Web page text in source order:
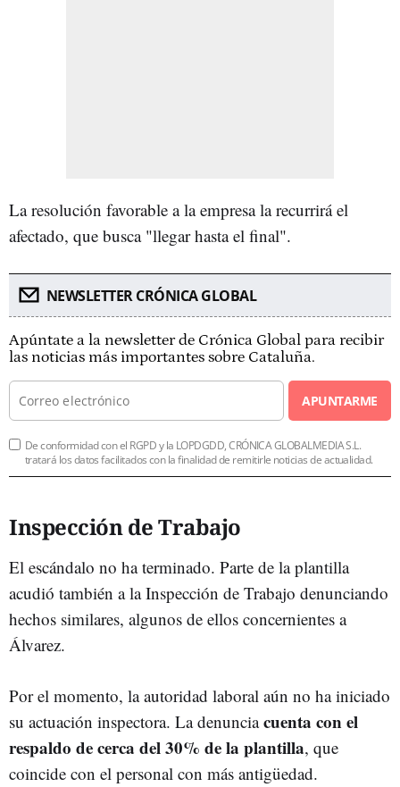
La resolución favorable a la empresa la recurrirá el
afectado, que busca "llegar hasta el final".
NEWSLETTER CRÓNICA GLOBAL
Apúntate a la newsletter de Crónica Global para recibir
las noticias más importantes sobre Cataluña.
APUNTARME
De conformidad con el RGPD y la LOPDGDD, CRÓNICA GLOBALMEDIA S.L.
tratará los datos facilitados con la finalidad de remitirle noticias de actualidad.
Inspección de Trabajo
El escándalo no ha terminado. Parte de la plantilla
acudió también a la Inspección de Trabajo denunciando
hechos similares, algunos de ellos concernientes a
Álvarez.
Por el momento, la autoridad laboral aún no ha iniciado
su actuación inspectora. La denunciacuenta con el
respaldo de cerca del 30% de la plantilla, que
coincide con el personal con más antigüedad.